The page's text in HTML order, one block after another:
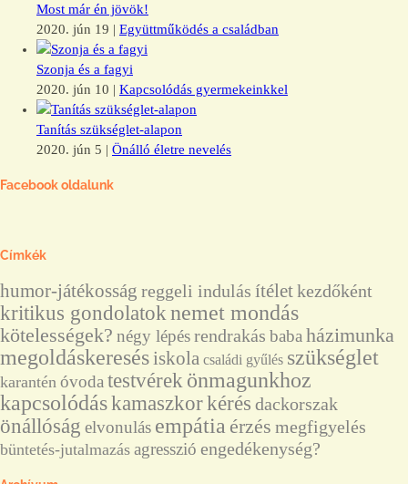
Most már én jövök!
2020. jún 19 | Együttműködés a családban
Szonja és a fagyi
2020. jún 10 | Kapcsolódás gyermekeinkkel
Tanítás szükséglet-alapon
2020. jún 5 | Önálló életre nevelés
Facebook oldalunk
Címkék
humor-játékosság reggeli indulás ítéletkezdőként
kritikus gondolatok nemet mondás
kötelességek? négy lépésrendrakás baba házimunka
megoldáskeresés iskola családi gyűlés szükséglet
karantén óvoda testvérek önmagunkhoz
kapcsolódáskamaszkorkérés dackorszak
önállóság elvonulás empátia érzés megfigyelés
büntetés-jutalmazás agresszió engedékenység?